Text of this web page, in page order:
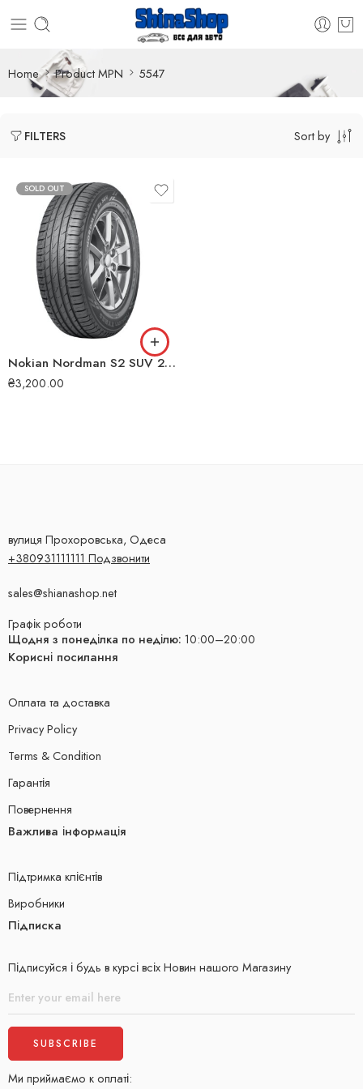
Home Product MPN 5547
FILTERS Sort by
SOLD OUT
Nokian Nordman S2 SUV 225/55 R19 99V літня шина
₴3,200.00
вулиця Прохоровська, Одеса
+380931111111 Подзвонити
sales@shianashop.net
Графік роботи
Щодня з понеділка по неділю: 10:00–20:00
Корисні посилання
Оплата та доставка
Privacy Policy
Terms & Condition
Гарантія
Повернення
Важлива інформація
Підтримка клієнтів
Виробники
Підписка
Підписуйся і будь в курсі всіх Новин нашого Магазину
Ми приймаємо к оплаті: